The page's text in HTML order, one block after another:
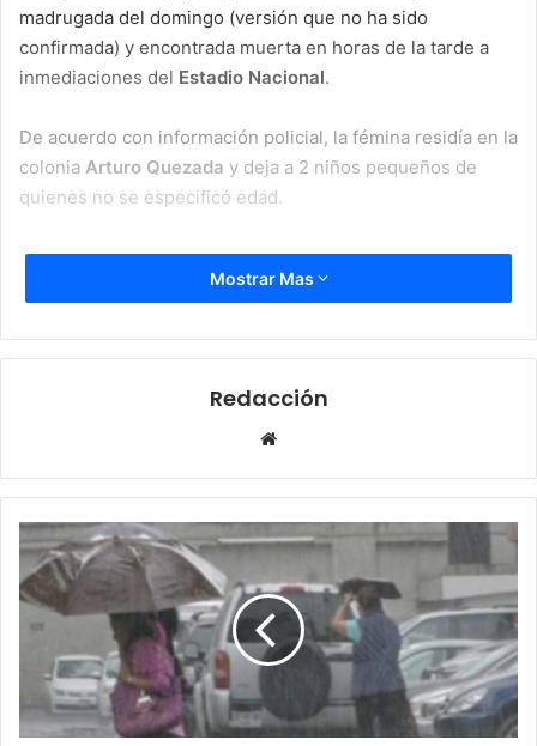
madrugada del domingo (versión que no ha sido
confirmada) y encontrada muerta en horas de la tarde a
inmediaciones del Estadio Nacional.
De acuerdo con información policial, la fémina residía en la
colonia Arturo Quezada y deja a 2 niños pequeños de
quienes no se especificó edad.
Autoridades policiales investigan el feminicidio para dar
con el paradero de los supuestos victimarios, así como
muerta
Tegucigalpa
Mostrar Mas
Redacción
Lluvias
persistirán
esta
tarde
del
lunes
varias
zonas